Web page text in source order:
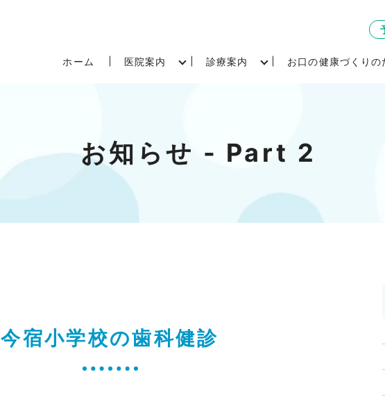
ホーム 医院案内 診療案内 お口の健康づくりの
お知らせ - Part 2
今宿小学校の歯科健診